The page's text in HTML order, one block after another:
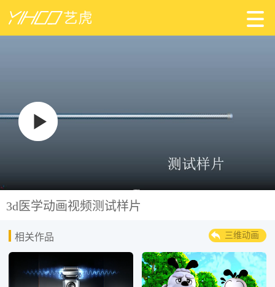
3d医学动画视频测试样片
相关作品 三维动画